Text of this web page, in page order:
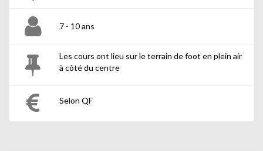
7 - 10 ans
Les cours ont lieu sur le terrain de foot en plein air
à côté du centre
Selon QF